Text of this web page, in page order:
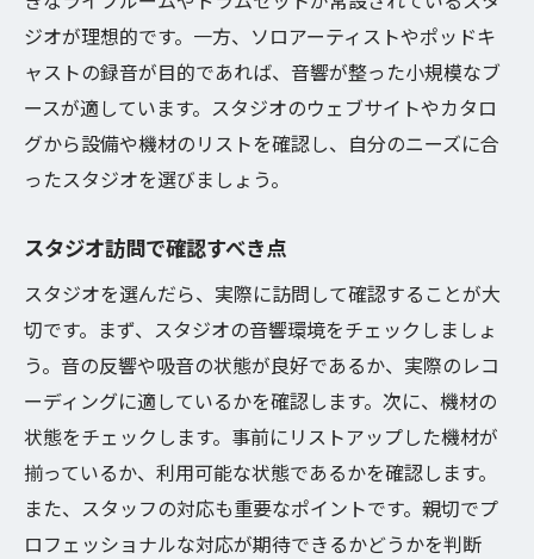
ジオが理想的です。一方、ソロアーティストやポッドキ
ャストの録音が目的であれば、音響が整った小規模なブ
ースが適しています。スタジオのウェブサイトやカタロ
グから設備や機材のリストを確認し、自分のニーズに合
ったスタジオを選びましょう。
スタジオ訪問で確認すべき点
スタジオを選んだら、実際に訪問して確認することが大
切です。まず、スタジオの音響環境をチェックしましょ
う。音の反響や吸音の状態が良好であるか、実際のレコ
ーディングに適しているかを確認します。次に、機材の
状態をチェックします。事前にリストアップした機材が
揃っているか、利用可能な状態であるかを確認します。
また、スタッフの対応も重要なポイントです。親切でプ
ロフェッショナルな対応が期待できるかどうかを判断